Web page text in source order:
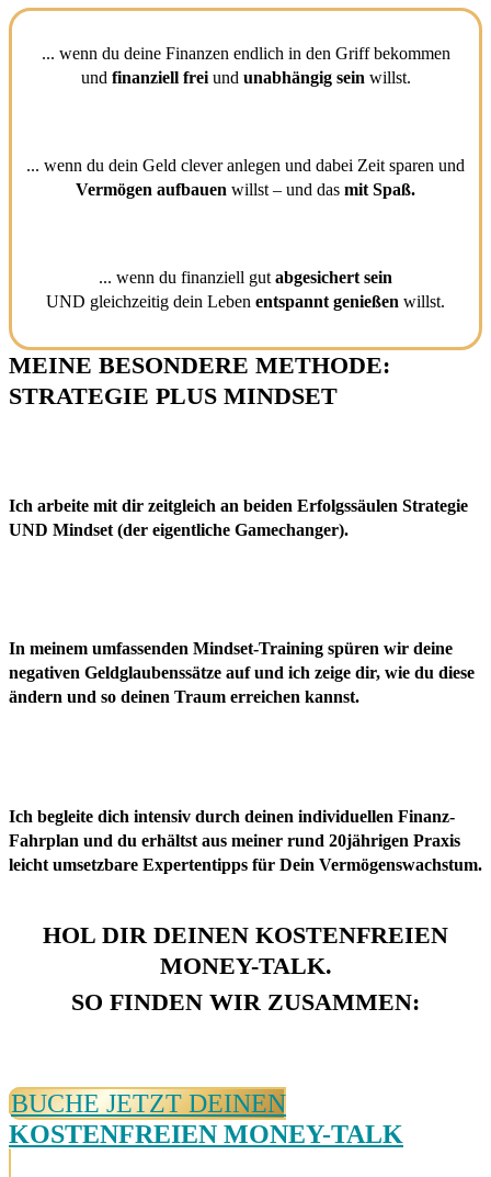
... wenn du deine Finanzen endlich in den Griff bekommen
und finanziell freiund unabhängig sein willst.
... wenn du dein Geld clever anlegen und dabei Zeit sparen und
Vermögen aufbauen willst – und das mit Spaß.
... wenn du finanziell gut abgesichert sein
UND gleichzeitig dein Leben entspannt genießen willst.
MEINE BESONDERE METHODE:
STRATEGIE PLUS MINDSET
Ich arbeite mit dir zeitgleich an beiden Erfolgssäulen Strategie
UND Mindset (der eigentliche Gamechanger).
In meinem umfassenden Mindset-Training spüren wir deine
negativen Geldglaubenssätze auf und ich zeige dir, wie du diese
ändern und so deinen Traum erreichen kannst.
Ich begleite dich intensiv durch deinen individuellen Finanz-
Fahrplan und du erhältst aus meiner rund 20jährigen Praxis
leicht umsetzbare Expertentipps für Dein Vermögenswachstum.
HOL DIR DEINEN KOSTENFREIEN
MONEY-TALK.
SO FINDEN WIR ZUSAMMEN:
BUCHE JETZT DEINEN
KOSTENFREIEN MONEY-TALK